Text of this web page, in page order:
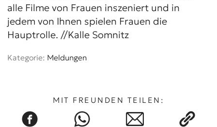
alle Filme von Frauen inszeniert und in
jedem von Ihnen spielen Frauen die
Hauptrolle. //Kalle Somnitz
Kategorie: Meldungen
MIT FREUNDEN TEILEN: